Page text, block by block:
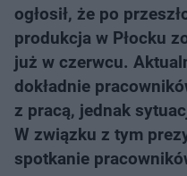
ogłosił, że po
produkcja w Płocku
już w czerwcu.
dokładnie
z pracą, jednak
W związku z tym
spotkanie